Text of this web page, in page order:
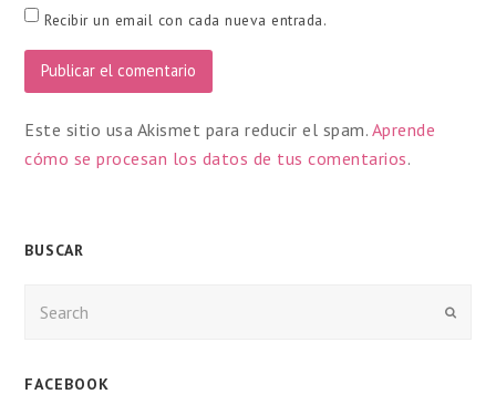
Recibir un email con cada nueva entrada.
Este sitio usa Akismet para reducir el spam. Aprende
cómo se procesan los datos de tus comentarios.
BUSCAR
Enviar
FACEBOOK